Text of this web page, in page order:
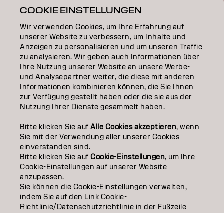
INSPIRATION
EDUCATION
ÜBER
SALON FINDER
PARTNER WERDEN
ImpressumDatenschutzerklärungCookie Policy
NutzungsbedingungenBarrierefreiheitserklärung
CH | German
COOKIE EINSTELLUNGEN
Wir verwenden Cookies, um Ihre Erfahrung auf
unserer Website zu verbessern, um Inhalte und
Anzeigen zu personalisieren und um unseren Traffic
zu analysieren. Wir geben auch Informationen über
Ihre Nutzung unserer Website an unsere Werbe-
und Analysepartner weiter, die diese mit anderen
Informationen kombinieren können, die Sie Ihnen
zur Verfügung gestellt haben oder die sie aus der
Nutzung Ihrer Dienste gesammelt haben.
Bitte klicken Sie aufAlle Cookies akzeptieren, wenn
Sie mit der Verwendung aller unserer Cookies
einverstanden sind.
Bitte klicken Sie aufCookie-Einstellungen, um Ihre
Cookie-Einstellungen auf unserer Website
anzupassen.
Sie können die Cookie-Einstellungen verwalten,
indem Sie auf den Link Cookie-
Richtlinie/Datenschutzrichtlinie in der Fußzeile